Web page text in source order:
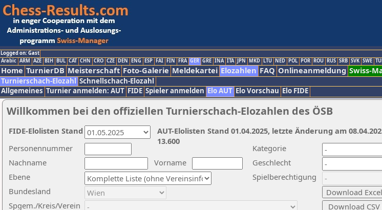
Logged on: Gast
Arabic ARM AZE BIH BUL CAT CHN CRO CZE DEN ENG ESP FAI FIN FRA GER GRE INA ITA JPN MKD LTU NED POL POR ROU RUS SRB SVK SWE
Home TurnierDB Meisterschaft Foto-Galerie Meldekartei Elozahlen FAQ Onlineanmeldung Swiss-
Turnierschach-Elozahl Schnellschach-Elozahl
Allgemeines Turnier anmelden: AUT FIDE Spieler anmelden Elo AUT Elo Vorschau Elo FIDE
Willkommen bei den offiziellen Turnierschach-Elozahlen des ÖSB
Nachname
Vorname
Ebene
Kategorie
Personennummer
Bundesland
Spgem./Kreis/Verein
Geschlecht
Spielberechtigung
AUT-Elolisten Stand 01.04.2025, letzte Änderung am
13.600
FIDE-Elolisten Stand